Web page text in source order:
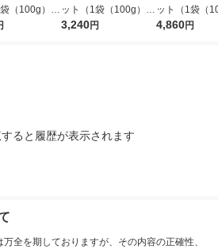
（100g）×
ール・カル
ット（1袋（100g）×
12） エクオール・カ
3,240円
ット（1袋（
18） エクオ
4,860円
ると履歴が表示されます
全を期しておりますが、その内容の正確性、